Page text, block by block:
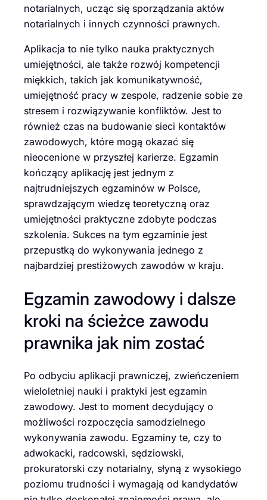
notarialnych, ucząc się sporządzania aktów
notarialnych i innych czynności prawnych.
Aplikacja to nie tylko nauka praktycznych
umiejętności, ale także rozwój kompetencji
miękkich, takich jak komunikatywność,
umiejętność pracy w zespole, radzenie sobie ze
stresem i rozwiązywanie konfliktów. Jest to
również czas na budowanie sieci kontaktów
zawodowych, które mogą okazać się
nieocenione w przyszłej karierze. Egzamin
kończący aplikację jest jednym z
najtrudniejszych egzaminów w Polsce,
sprawdzającym wiedzę teoretyczną oraz
umiejętności praktyczne zdobyte podczas
szkolenia. Sukces na tym egzaminie jest
przepustką do wykonywania jednego z
najbardziej prestiżowych zawodów w kraju.
Egzamin zawodowy i dalsze
kroki na ścieżce zawodu
prawnika jak nim zostać
Po odbyciu aplikacji prawniczej, zwieńczeniem
wieloletniej nauki i praktyki jest egzamin
zawodowy. Jest to moment decydujący o
możliwości rozpoczęcia samodzielnego
wykonywania zawodu. Egzaminy te, czy to
adwokacki, radcowski, sędziowski,
prokuratorski czy notarialny, słyną z wysokiego
poziomu trudności i wymagają od kandydatów